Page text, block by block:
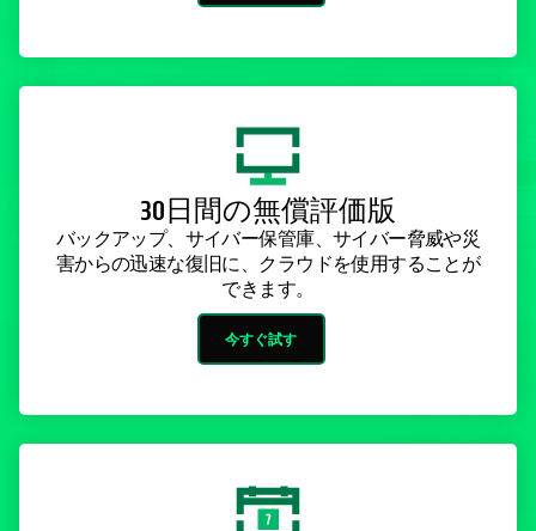
30日間の無償評価版
バックアップ、サイバー保管庫、サイバー脅威や災
害からの迅速な復旧に、クラウドを使用することが
できます。
今すぐ試す